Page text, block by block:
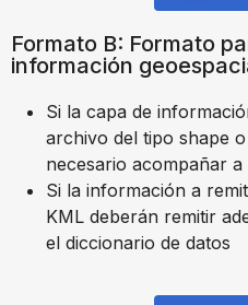
Formato B: Formato
información
Si la capa de
archivo del tipo shape
necesario acompañar
Si la información a
KML deberán remitir
el diccionario de datos